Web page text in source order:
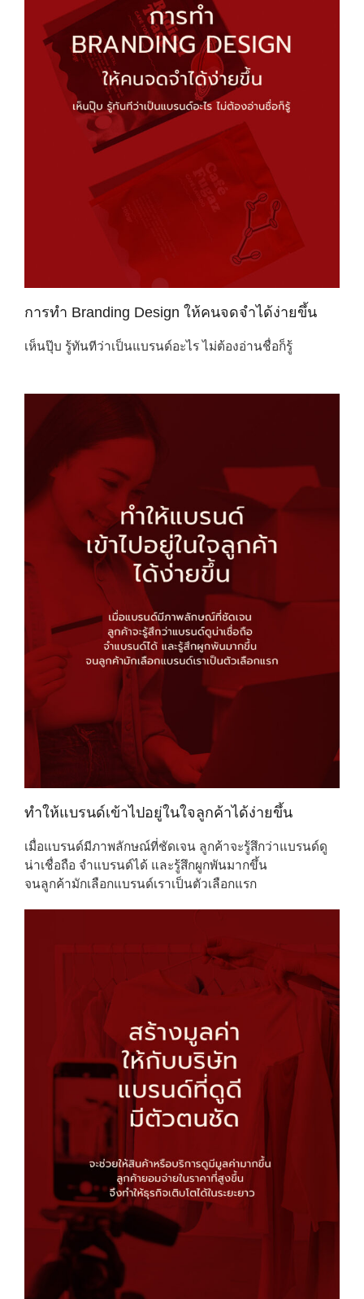
การทำ Branding Design ให้คนจดจำได้ง่ายขึ้น
เห็นปุ๊บ รู้ทันทีว่าเป็นแบรนด์อะไร ไม่ต้องอ่านชื่อก็รู้
ทำให้แบรนด์เข้าไปอยู่ในใจลูกค้าได้ง่ายขึ้น
เมื่อแบรนด์มีภาพลักษณ์ที่ชัดเจน ลูกค้าจะรู้สึกว่าแบรนด์ดู
น่าเชื่อถือ จำแบรนด์ได้ และรู้สึกผูกพันมากขึ้น
จนลูกค้ามักเลือกแบรนด์เราเป็นตัวเลือกแรก